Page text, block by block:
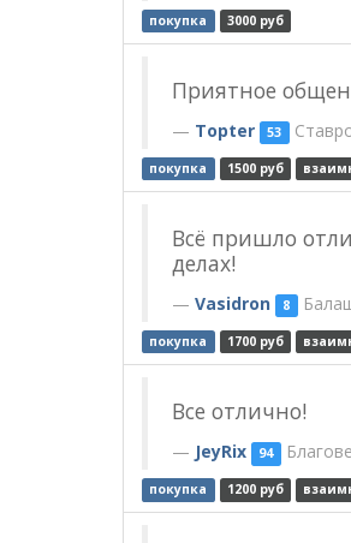
покупка 3000 руб
Приятное
Topter 53
покупка 1500 руб
Всё пришло
делах!
Vasidron 8
покупка 1700 руб
Все отлично!
JeyRix 94
покупка 1200 руб